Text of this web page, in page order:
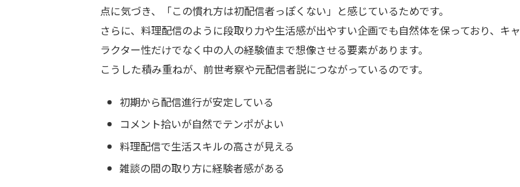
点に気づき、「この慣れ方は初配信者っぽくない」と感じているためです。
さらに、料理配信のように段取り力や生活感が出やすい企画でも自然体を保っており、キャ
ラクター性だけでなく中の人の経験値まで想像させる要素があります。
こうした積み重ねが、前世考察や元配信者説につながっているのです。
初期から配信進行が安定している
コメント拾いが自然でテンポがよい
料理配信で生活スキルの高さが見える
雑談の間の取り方に経験者感がある